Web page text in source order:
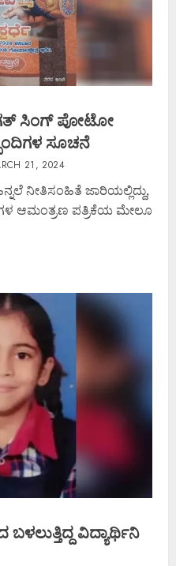
ಸಿಂಗ್ ಪೋಟೋ
ಸೂಚನೆ
21, 2024
ನೀತಿಸಂಹಿತೆ ಜಾರಿಯಲ್ಲಿದ್ದು,
ಆಮಂತ್ರಣ ಪತ್ರಿಕೆಯ ಮೇಲೂ
ವಿದ್ಯಾರ್ಥಿನಿ